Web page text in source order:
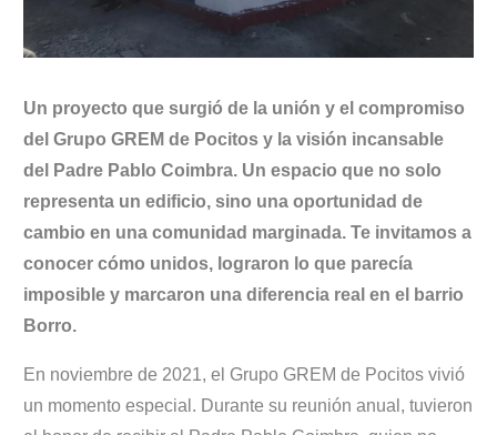
Un proyecto que surgió de la unión y el compromiso
del Grupo GREM de Pocitos y la visión incansable
del Padre Pablo Coimbra. Un espacio que no solo
representa un edificio, sino una oportunidad de
cambio en una comunidad marginada. Te invitamos a
conocer cómo unidos, lograron lo que parecía
imposible y marcaron una diferencia real en el barrio
Borro.
En noviembre de 2021, el Grupo GREM de Pocitos vivió
un momento especial. Durante su reunión anual, tuvieron